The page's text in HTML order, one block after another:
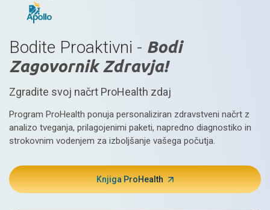
Bodite Proaktivni - Bodi
Zagovornik Zdravja!
Zgradite svoj načrt ProHealth zdaj
Program ProHealth ponuja personaliziran zdravstveni načrt z
analizo tveganja, prilagojenimi paketi, napredno diagnostiko in
strokovnim vodenjem za izboljšanje vašega počutja.
Knjiga ProHealth